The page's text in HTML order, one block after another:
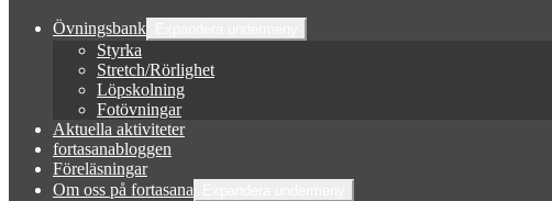
Övningsbank
Styrka
Stretch/Rörlighet
Löpskolning
Fotövningar
Aktuella aktiviteter
fortasanabloggen
Föreläsningar
Om oss på fortasana